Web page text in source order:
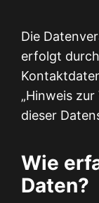
Die
erfolgt
„Hinweis
dieser
Wie
Daten?